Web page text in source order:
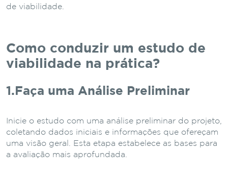
de viabilidade.
Como conduzir um estudo de
viabilidade na prática?
1.Faça uma Análise Preliminar
Inicie o estudo com uma análise preliminar do projeto,
coletando dados iniciais e informações que ofereçam
uma visão geral. Esta etapa estabelece as bases para
a avaliação mais aprofundada.